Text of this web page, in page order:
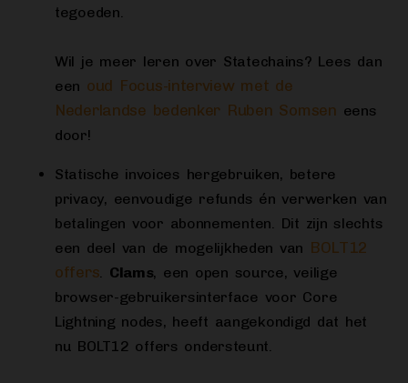
tegoeden.
Wil je meer leren over Statechains? Lees dan
een oud Focus-interview met de
Nederlandse bedenker Ruben Somsen eens
door!
Statische invoices hergebruiken, betere
privacy, eenvoudige refunds én verwerken van
betalingen voor abonnementen. Dit zijn slechts
een deel van de mogelijkheden van BOLT12
offers
Clams, een open source, veilige
browser-gebruikersinterface voor Core
Lightning nodes, heeft aangekondigd dat het
nu BOLT12 offers ondersteunt.